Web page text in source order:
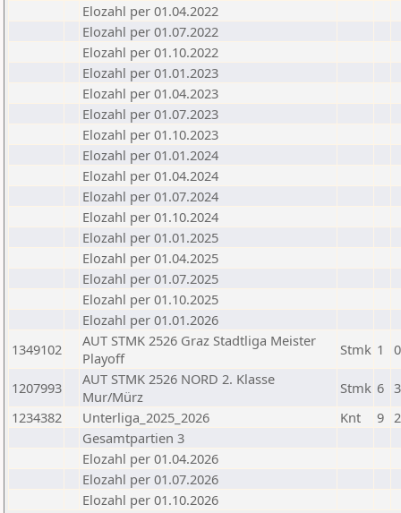
Elozahl per 01.04.2022
Elozahl per 01.07.2022
Elozahl per 01.10.2022
Elozahl per 01.01.2023
Elozahl per 01.04.2023
Elozahl per 01.07.2023
Elozahl per 01.10.2023
Elozahl per 01.01.2024
Elozahl per 01.04.2024
Elozahl per 01.07.2024
Elozahl per 01.10.2024
Elozahl per 01.01.2025
Elozahl per 01.04.2025
Elozahl per 01.07.2025
Elozahl per 01.10.2025
Elozahl per 01.01.2026
1349102
AUT STMK 2526 Graz Stadtliga Meister
Playoff
Stmk 1
1207993
AUT STMK 2526 NORD 2. Klasse
Mur/Mürz
Stmk 6
1234382
Unterliga_2025_2026 Knt 9
Gesamtpartien 3
Elozahl per 01.04.2026
Elozahl per 01.07.2026
Elozahl per 01.10.2026